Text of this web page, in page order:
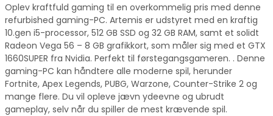
Oplev kraftfuld gaming til en overkommelig pris med denne
refurbished gaming-PC. Artemis er udstyret med en kraftig
10.gen i5-processor, 512 GB SSD og 32 GB RAM, samt et solidt
Radeon Vega 56 – 8 GB grafikkort, som måler sig med et GTX
1660SUPER fra Nvidia. Perfekt til førstegangsgameren. . Denne
gaming-PC kan håndtere alle moderne spil, herunder
Fortnite, Apex Legends, PUBG, Warzone, Counter-Strike 2 og
mange flere. Du vil opleve jævn ydeevne og ubrudt
gameplay, selv når du spiller de mest krævende spil.